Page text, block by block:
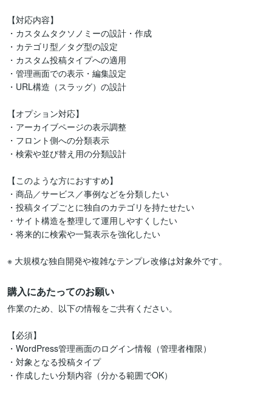
【対応内容】
・カスタムタクソノミーの設計・作成
・カテゴリ型／タグ型の設定
・カスタム投稿タイプへの適用
・管理画面での表示・編集設定
・URL構造（スラッグ）の設計
【オプション対応】
・アーカイブページの表示調整
・フロント側への分類表示
・検索や並び替え用の分類設計
【このような方におすすめ】
・商品／サービス／事例などを分類したい
・投稿タイプごとに独自のカテゴリを持たせたい
・サイト構造を整理して運用しやすくしたい
・将来的に検索や一覧表示を強化したい
※ 大規模な独自開発や複雑なテンプレ改修は対象外です。
購入にあたってのお願い
作業のため、以下の情報をご共有ください。
【必須】
・WordPress管理画面のログイン情報（管理者権限）
・対象となる投稿タイプ
・作成したい分類内容（分かる範囲でOK）